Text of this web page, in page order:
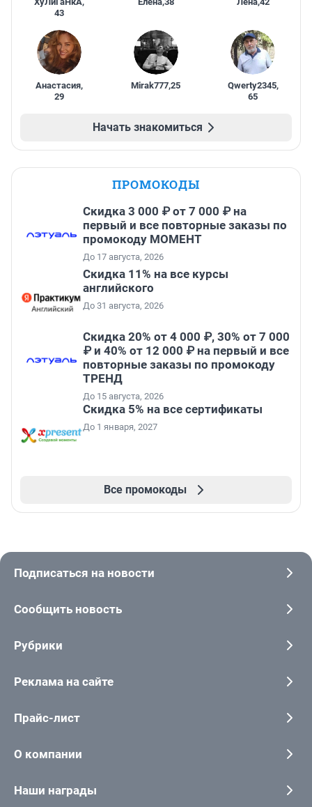
43
Анастасия,
29
Mirak777,25 Qwerty2345,
65
Начать знакомиться
ПРОМОКОДЫ
Скидка 3 000 ₽ от 7 000 ₽ на
первый и все повторные заказы по
промокоду МОМЕНТ
До 17 августа, 2026
Скидка 11% на все курсы
английского
До 31 августа, 2026
Скидка 20% от 4 000 ₽, 30% от 7 000
₽ и 40% от 12 000 ₽ на первый и все
повторные заказы по промокоду
ТРЕНД
До 15 августа, 2026
Скидка 5% на все сертификаты
До 1 января, 2027
Все промокоды
Подписаться на новости
Сообщить новость
Рубрики
Реклама на сайте
Прайс-лист
О компании
Наши награды